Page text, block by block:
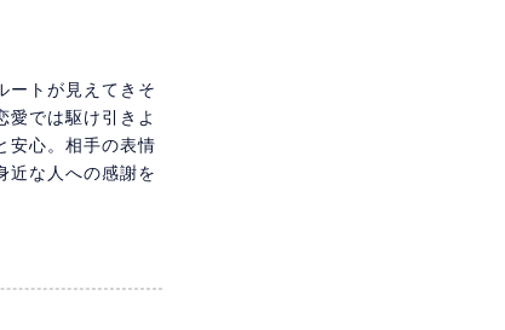
ートが見えてきそ
では駆け引きよ
安心。相手の表情
近な人への感謝を